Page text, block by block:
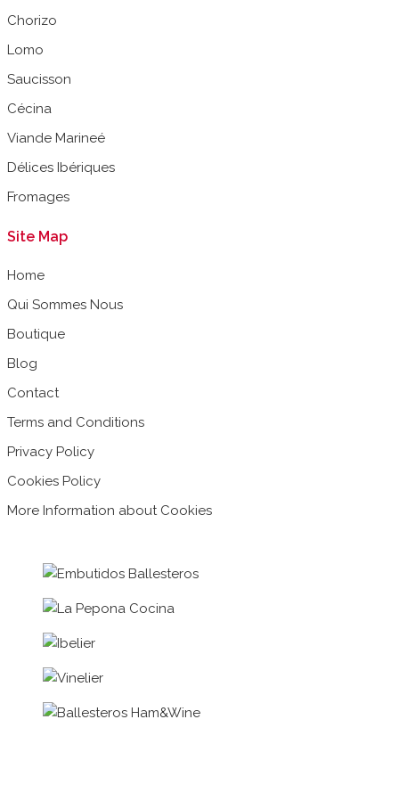
Chorizo
Lomo
Saucisson
Cécina
Viande Marineé
Délices Ibériques
Fromages
Site Map
Home
Qui Sommes Nous
Boutique
Blog
Contact
Terms and Conditions
Privacy Policy
Cookies Policy
More Information about Cookies